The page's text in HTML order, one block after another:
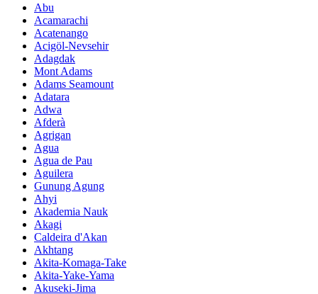
Abu
Acamarachi
Acatenango
Acigöl-Nevsehir
Adagdak
Mont Adams
Adams Seamount
Adatara
Adwa
Afderà
Agrigan
Agua
Agua de Pau
Aguilera
Gunung Agung
Ahyi
Akademia Nauk
Akagi
Caldeira d'Akan
Akhtang
Akita-Komaga-Take
Akita-Yake-Yama
Akuseki-Jima